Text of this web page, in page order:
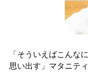
「そういえばこんな
思い出す」マタニテ